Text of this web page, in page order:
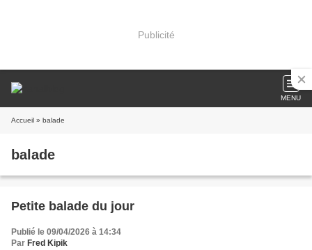
Publicité
MENU
Accueil » balade
balade
Petite balade du jour
Publié le 09/04/2026 à 14:34
Par Fred Kipik